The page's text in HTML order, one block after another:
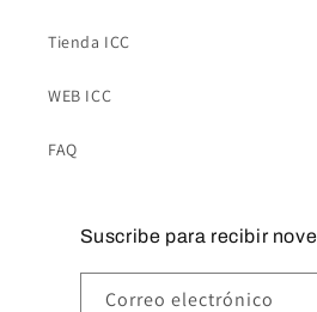
Tienda ICC
WEB ICC
FAQ
Suscribe para recibir
Correo electrónico